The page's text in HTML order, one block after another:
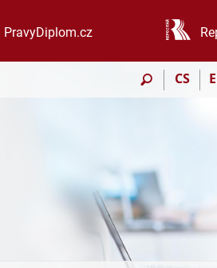
PravyDiplom.cz
CS